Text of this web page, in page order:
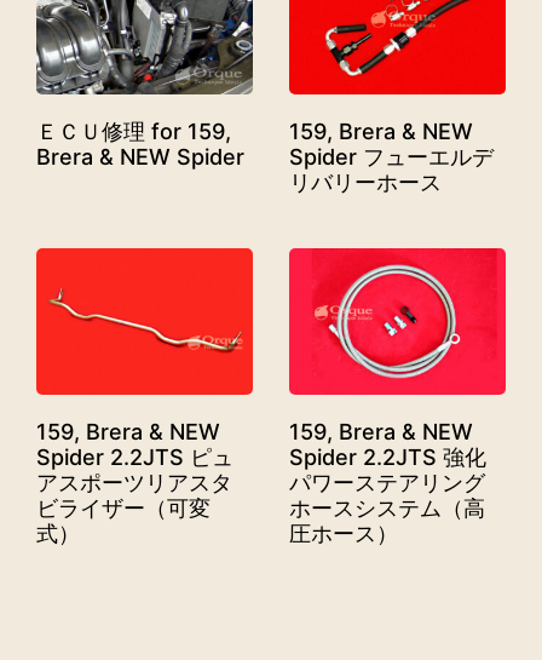
ＥＣＵ修理 for 159,
Brera & NEW Spider
159, Brera & NEW
Spider フューエルデ
リバリーホース
159, Brera & NEW
Spider 2.2JTS ピュ
アスポーツリアスタ
ビライザー（可変
式）
159, Brera & NEW
Spider 2.2JTS 強化
パワーステアリング
ホースシステム（高
圧ホース）